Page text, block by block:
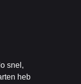
snel,
heb